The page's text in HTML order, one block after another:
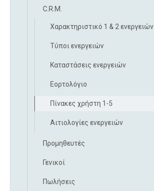
C.R.M.
Χαρακτηριστικό 1 & 2 ενεργειών
Τύποι ενεργειών
Καταστάσεις ενεργειών
Εορτολόγιο
Πίνακες χρήστη 1-5
Αιτιολογίες ενεργειών
Προμηθευτές
Γενικοί
Πωλήσεις